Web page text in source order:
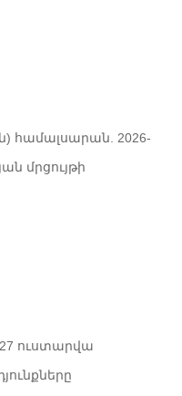
համալսարան. 2026-
մրցույթի
ուստարվա